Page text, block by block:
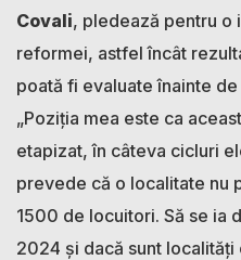
Covali, pledează pentru o
reformei, astfel încât
poată fi evaluate înainte
„Poziția mea este ca
etapizat, în câteva cicluri
prevede că o localitate nu
1500 de locuitori. Să se ia
2024 și dacă sunt